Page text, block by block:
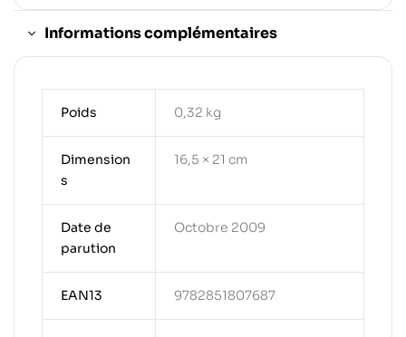
Informations complémentaires
Poids 0,32 kg
Dimension
s
16,5 × 21 cm
Date de
parution
Octobre 2009
EAN13 9782851807687